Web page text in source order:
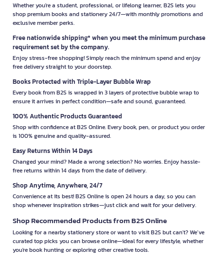
Whether you're a student, professional, or lifelong learner, B2S lets you
shop premium books and stationery 24/7—with monthly promotions and
exclusive member perks.
Free nationwide shipping* when you meet the minimum purchase
requirement set by the company.
Enjoy stress-free shopping! Simply reach the minimum spend and enjoy
free delivery straight to your doorstep.
Books Protected with Triple-Layer Bubble Wrap
Every book from B2S is wrapped in 3 layers of protective bubble wrap to
ensure it arrives in perfect condition—safe and sound, guaranteed.
100% Authentic Products Guaranteed
Shop with confidence at B2S Online. Every book, pen, or product you order
is 100% genuine and quality-assured.
Easy Returns Within 14 Days
Changed your mind? Made a wrong selection? No worries. Enjoy hassle-
free returns within 14 days from the date of delivery.
Shop Anytime, Anywhere, 24/7
Convenience at its best! B2S Online is open 24 hours a day, so you can
shop whenever inspiration strikes—just click and wait for your delivery.
Shop Recommended Products from B2S Online
Looking for a nearby stationery store or want to visit B2S but can't? We’ve
curated top picks you can browse online—ideal for every lifestyle, whether
you're book hunting or exploring other creative tools.